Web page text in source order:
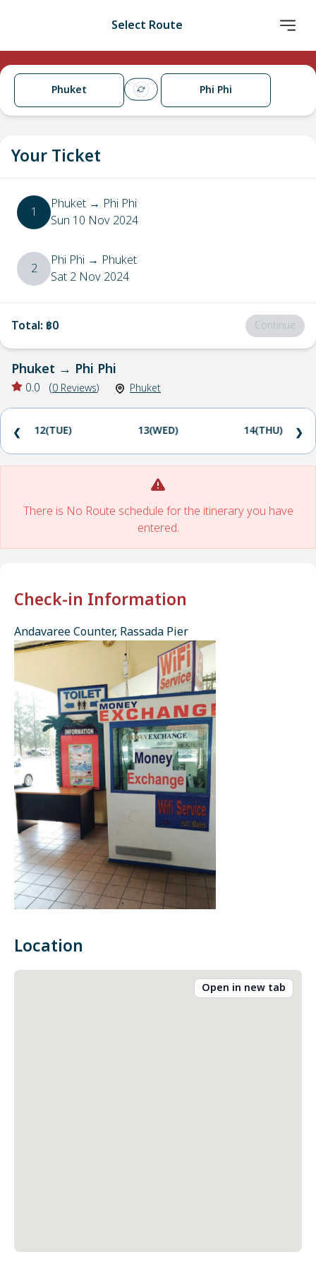
Select Route
Phuket Phi Phi
Your Ticket
1 Phuket → Phi Phi
Sun 10 Nov 2024
2 Phi Phi → Phuket
Sat 2 Nov 2024
Total: ฿0 Continue
Phuket → Phi Phi
0.0 (0 Reviews) Phuket
12(TUE) 13(WED) 14(THU)
❮ ❯
There is No Route schedule for the itinerary you have
entered.
Check-in Information
Andavaree Counter, Rassada Pier
Location
Open in new tab